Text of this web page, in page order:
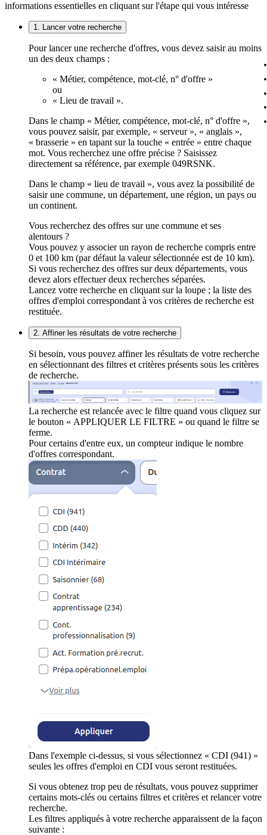
informations essentielles en cliquant sur l'étape qui vous intéresse
1. Lancer votre recherche
Pour lancer une recherche d'offres, vous devez saisir au moins
un des deux champs :
« Métier, compétence, mot-clé, n° d'offre »
ou
« Lieu de travail ».
Dans le champ « Métier, compétence, mot-clé, n° d'offre »,
vous pouvez saisir, par exemple, « serveur », « anglais »,
« brasserie » en tapant sur la touche « entrée » entre chaque
mot. Vous recherchez une offre précise ? Saisissez
directement sa référence, par exemple 049RSNK.
Dans le champ « lieu de travail », vous avez la possibilité de
saisir une commune, un département, une région, un pays ou
un continent.
Vous recherchez des offres sur une commune et ses
alentours ?
Vous pouvez y associer un rayon de recherche compris entre
0 et 100 km (par défaut la valeur sélectionnée est de 10 km).
Si vous recherchez des offres sur deux départements, vous
devez alors effectuer deux recherches séparées.
Lancez votre recherche en cliquant sur la loupe ; la liste des
offres d'emploi correspondant à vos critères de recherche est
restituée.
2. Affiner les résultats de votre recherche
Si besoin, vous pouvez affiner les résultats de votre recherche
en sélectionnant des filtres et critères présents sous les critères
de recherche.
La recherche est relancée avec le filtre quand vous cliquez sur
le bouton « APPLIQUER LE FILTRE » ou quand le filtre se
ferme.
Pour certains d'entre eux, un compteur indique le nombre
d'offres correspondant.
Dans l'exemple ci-dessus, si vous sélectionnez « CDI (941) »
seules les offres d'emploi en CDI vous seront restituées.
Si vous obtenez trop peu de résultats, vous pouvez supprimer
certains mots-clés ou certains filtres et critères et relancer votre
recherche.
Les filtres appliqués à votre recherche apparaissent de la façon
suivante :